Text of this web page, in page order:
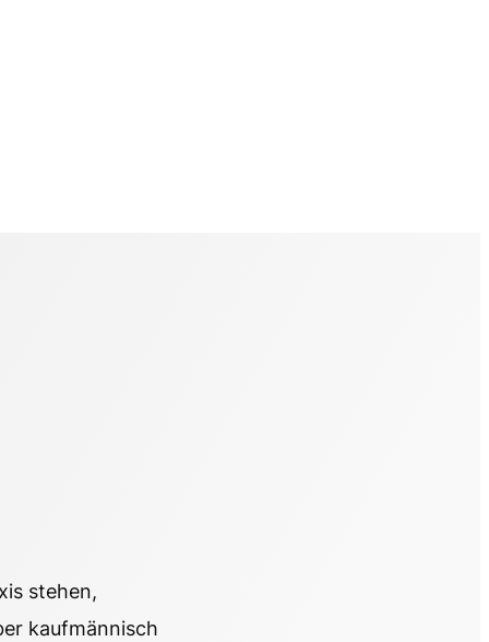
stehen,
kaufmännisch